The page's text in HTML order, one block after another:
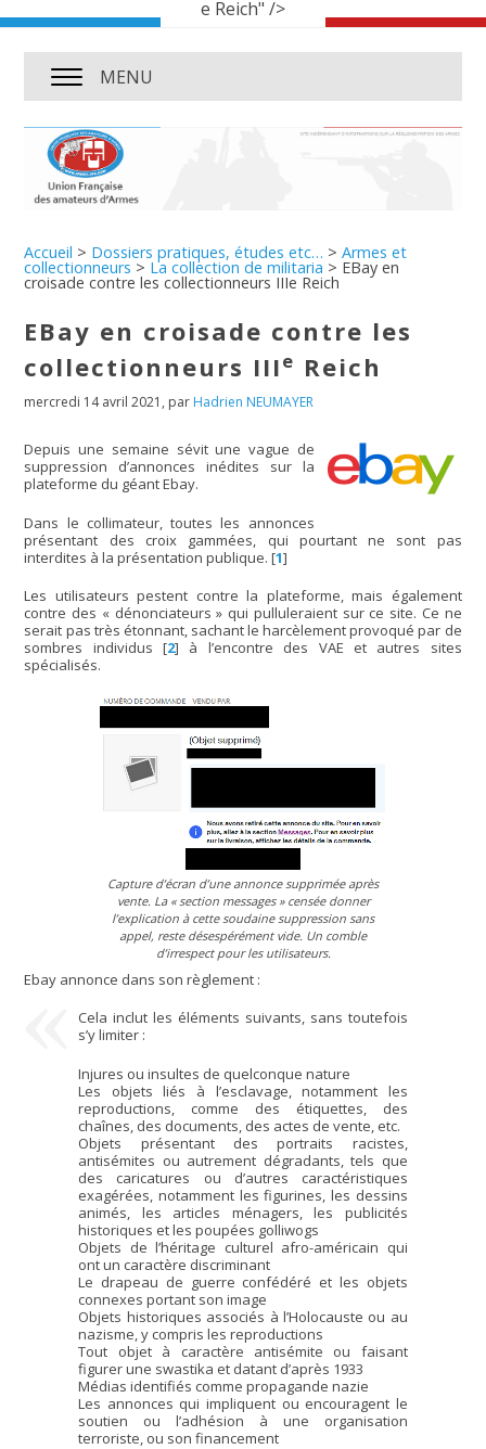
e Reich" />
MENU
Accueil > Dossiers pratiques, études etc… >Armes et
collectionneurs > La collection de militaria > EBay en
croisade contre les collectionneurs IIIe Reich
EBay en croisade contre les
collectionneurs IIIe Reich
mercredi 14 avril 2021, par Hadrien NEUMAYER
Depuis une semaine sévit une vague de
suppression d’annonces inédites sur la
plateforme du géant Ebay.
Dans le collimateur, toutes les annonces
présentant des croix gammées, qui pourtant ne sont pas
interdites à la présentation publique. [1]
Les utilisateurs pestent contre la plateforme, mais également
contre des « dénonciateurs » qui pulluleraient sur ce site. Ce ne
serait pas très étonnant, sachant le harcèlement provoqué par de
sombres individus [2] à l’encontre des VAE et autres sites
spécialisés.
Capture d’écran d’une annonce supprimée après
vente. La « section messages » censée donner
l’explication à cette soudaine suppression sans
appel, reste désespérément vide. Un comble
d’irrespect pour les utilisateurs.
Ebay annonce dans son règlement :
Cela inclut les éléments suivants, sans toutefois
s’y limiter :
Injures ou insultes de quelconque nature
Les objets liés à l’esclavage, notamment les
reproductions, comme des étiquettes, des
chaînes, des documents, des actes de vente, etc.
Objets présentant des portraits racistes,
antisémites ou autrement dégradants, tels que
des caricatures ou d’autres caractéristiques
exagérées, notamment les figurines, les dessins
animés, les articles ménagers, les publicités
historiques et les poupées golliwogs
Objets de l’héritage culturel afro-américain qui
ont un caractère discriminant
Le drapeau de guerre confédéré et les objets
connexes portant son image
Objets historiques associés à l’Holocauste ou au
nazisme, y compris les reproductions
Tout objet à caractère antisémite ou faisant
figurer une swastika et datant d’après 1933
Médias identifiés comme propagande nazie
Les annonces qui impliquent ou encouragent le
soutien ou l’adhésion à une organisation
terroriste, ou son financement